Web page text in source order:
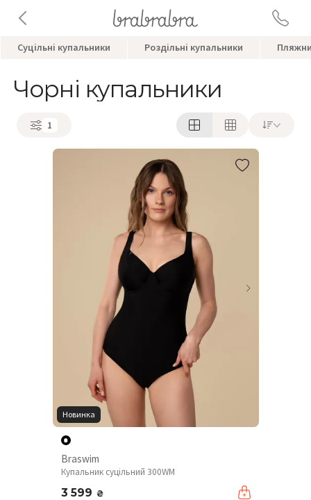
Суцільні купальники Роздільні купальники
Чорні купальники
1
Новинка
Braswim
Купальник суцільний 300WM
3 599 ₴